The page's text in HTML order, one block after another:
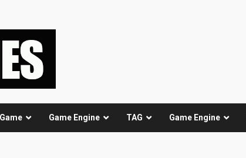
Game Engine TAG Game Engine